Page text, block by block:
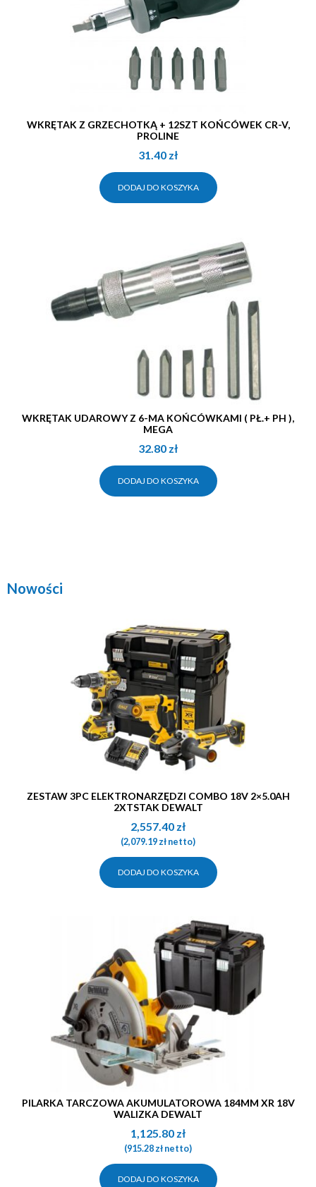
WKRĘTAK Z GRZECHOTKĄ + 12SZT KOŃCÓWEK CR-V,
PROLINE
31.40 zł
DODAJ DO KOSZYKA
WKRĘTAK UDAROWY Z 6-MA KOŃCÓWKAMI ( PŁ.+ PH ),
MEGA
32.80 zł
DODAJ DO KOSZYKA
Nowości
ZESTAW 3PC ELEKTRONARZĘDZI COMBO 18V 2×5.0AH
2XTSTAK DEWALT
2,557.40 zł
(2,079.19złnetto)
DODAJ DO KOSZYKA
PILARKA TARCZOWA AKUMULATOROWA 184MM XR 18V
WALIZKA DEWALT
1,125.80 zł
(915.28złnetto)
DODAJ DO KOSZYKA